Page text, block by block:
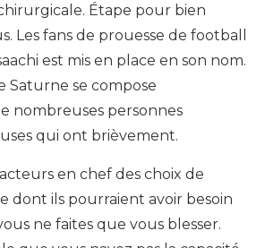
Étape pour bien
Les fans de prouesse de football
est mis en place en son nom.
Saturne se compose
nombreuses personnes
qui ont brièvement.
en chef des choix de
dont ils pourraient avoir besoin
ne faites que vous blesser.